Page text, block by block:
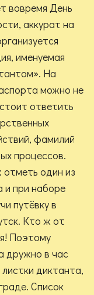
вовремя День
аккурат на
именуемая
На
можно не
ответить
фамилий
процессов.
отметь один из
и при наборе
путёвку в
Кто ж от
Поэтому
дружно в час
диктанта,
Список